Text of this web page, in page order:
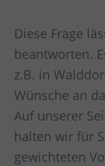
Diese Frage
beantworten.
z.B. in
Wünsche an
Auf unserer
halten wir für
gewichteten